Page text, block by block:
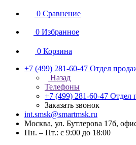
0 Сравнение
0 Избранное
0 Корзина
+7 (499) 281-60-47 Отдел
Назад
Телефоны
+7 (499) 281-60-47 Отдел
Заказать звонок
int.smsk@smartmsk.ru
Москва, ул. Бутлерова 17б,
Пн. – Пт.: с 9:00 до 18:00